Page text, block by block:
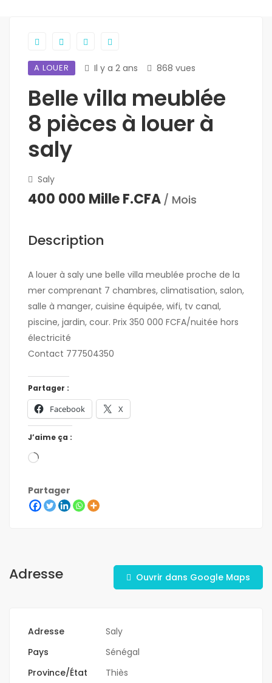
A LOUER Il y a 2 ans 868 vues
Belle villa meublée
8 pièces à louer à
saly
Saly
400 000 Mille F.CFA / Mois
Description
A louer à saly une belle villa meublée proche de la
mer comprenant 7 chambres, climatisation, salon,
salle à manger, cuisine équipée, wifi, tv canal,
piscine, jardin, cour. Prix 350 000 FCFA/nuitée hors
électricité
Contact 777504350
Partager :
Facebook X
J’aime ça :
Partager
Adresse Ouvrir dans Google Maps
Adresse
Saly
Pays
Sénégal
Province/État
Thiès